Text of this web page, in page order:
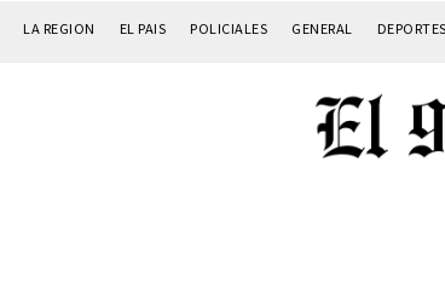
LA REGION EL PAIS POLICIALES GENERAL DEPORTES